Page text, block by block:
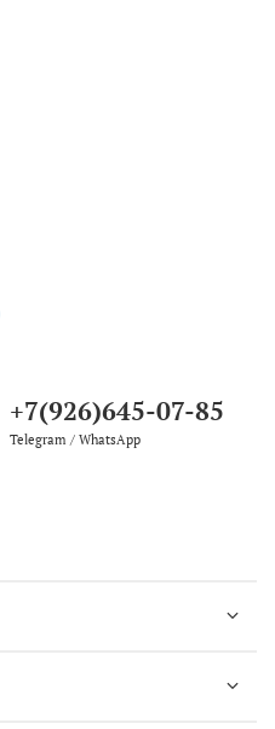
+7(926)645-07-85
Telegram / WhatsApp